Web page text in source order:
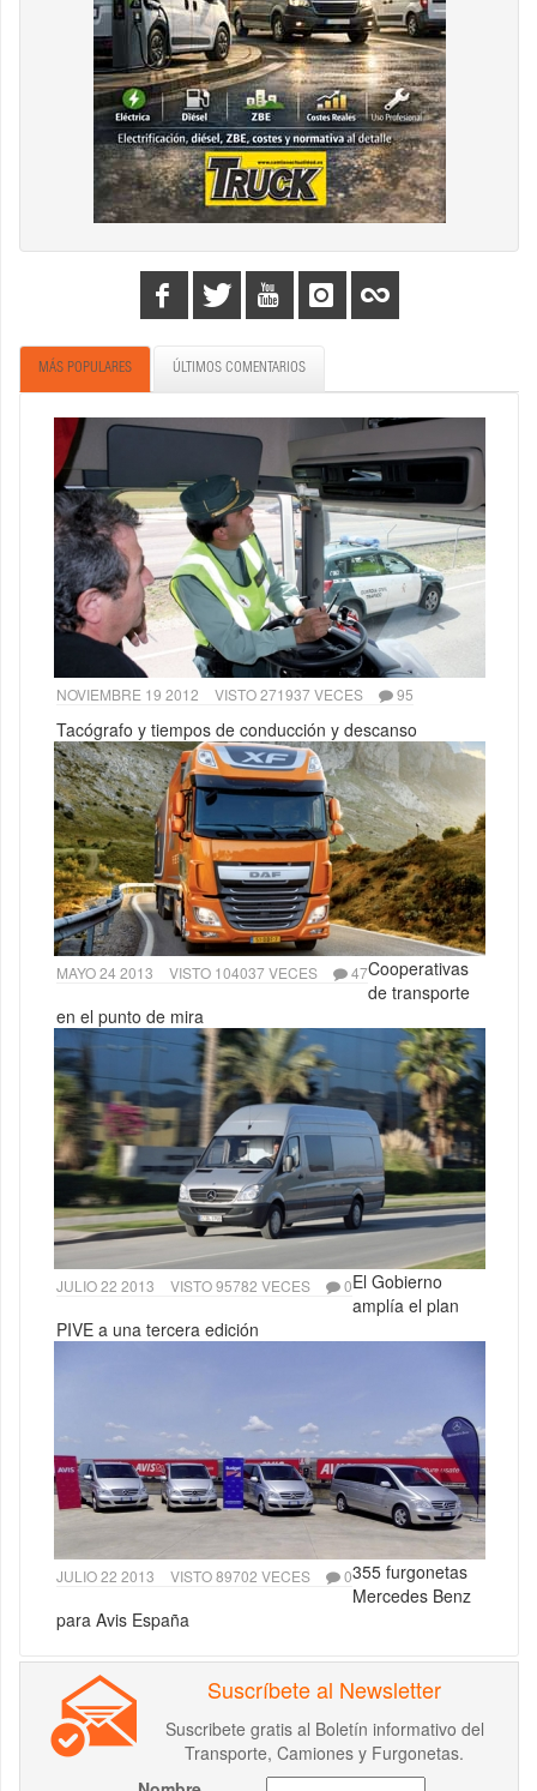
MÁS POPULARES ÚLTIMOS COMENTARIOS
NOVIEMBRE 19 2012 VISTO 271937 VECES 95
Tacógrafo y tiempos de conducción y descanso
MAYO 24 2013 VISTO 104037 VECES 47Cooperativas
de transporte
en el punto de mira
JULIO 22 2013 VISTO 95782 VECES 0El Gobierno
amplía el plan
PIVE a una tercera edición
JULIO 22 2013 VISTO 89702 VECES 0355 furgonetas
Mercedes Benz
para Avis España
Suscríbete al Newsletter
Suscribete gratis al Boletín informativo del
Transporte, Camiones y Furgonetas.